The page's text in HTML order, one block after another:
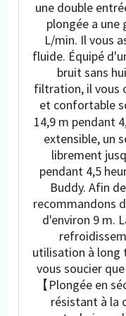
(4,5
une double
plongée a une
L/min. Il vous
fluide. Équipé
bruit sans
filtration, il vous
et confortable
14,9 m pendant
extensible, un
librement
pendant 4,5
Buddy. Afin
recommandons
d'environ 9 m.
utilisation à long
vous soucier
【Plongée en
résistant à la